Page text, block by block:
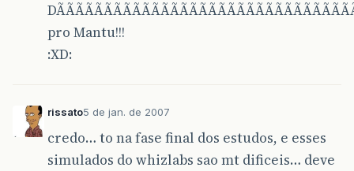
pro Mantu!!!
:XD:
rissato5 de jan. de 2007
credo… to na fase final dos estudos, e esses
simulados do whizlabs sao mt dificeis… deve